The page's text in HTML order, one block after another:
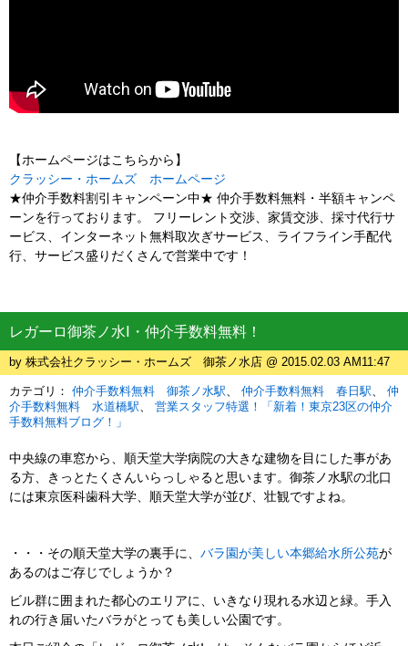
【ホームページはこちらから】
クラッシー・ホームズ ホームページ
★仲介手数料割引キャンペーン中★ 仲介手数料無料・半額キャンペ
ーンを行っております。 フリーレント交渉、家賃交渉、採寸代行サ
ービス、インターネット無料取次ぎサービス、ライフライン手配代
行、サービス盛りだくさんで営業中です！
レガーロ御茶ノ水Ⅰ・仲介手数料無料！
by 株式会社クラッシー・ホームズ 御茶ノ水店 @ 2015.02.03 AM11:47
カテゴリ： 仲介手数料無料 御茶ノ水駅 仲介手数料無料 春日駅
仲
介手数料無料 水道橋駅
営業スタッフ特選！「新着！東京23区の仲介
手数料無料ブログ！」
中央線の車窓から、順天堂大学病院の大きな建物を目にした事があ
る方、きっとたくさんいらっしゃると思います。御茶ノ水駅の北口
には東京医科歯科大学、順天堂大学が並び、壮観ですよね。
・・・その順天堂大学の裏手に、 バラ園が美しい本郷給水所公苑が
あるのはご存じでしょうか？
ビル群に囲まれた都心のエリアに、いきなり現れる水辺と緑。手入
れの行き届いたバラがとっても美しい公園です。